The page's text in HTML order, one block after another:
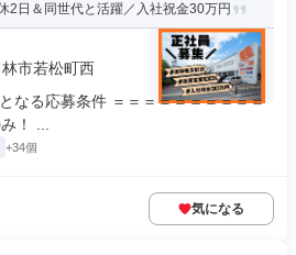
2日＆同世代と活躍／入社祝金30万円
市若松町西
なる応募条件 ＝＝＝＝＝＝＝＝＝＝
！ ...
+34個
気になる